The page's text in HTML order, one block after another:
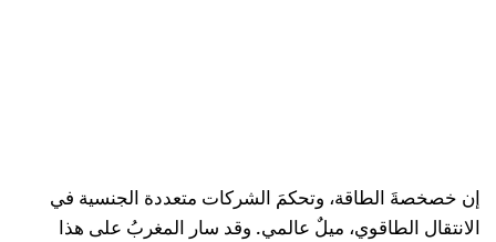
إن خصخصةَ الطاقة، وتحكمَ الشركات متعددة الجنسية في
الانتقال الطاقوي، ميلٌ عالمي. وقد سار المغربُ على هذا